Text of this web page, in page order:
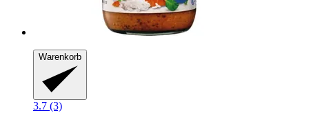
Warenkorb
3.7 (3)